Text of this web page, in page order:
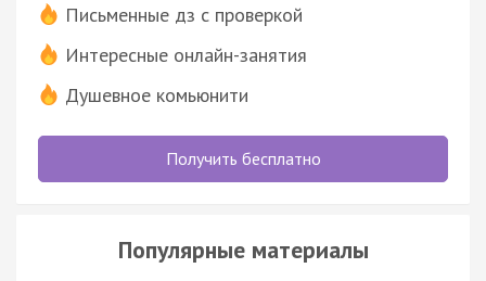
Письменные дз с проверкой
Интересные онлайн-занятия
Душевное комьюнити
Получить бесплатно
Популярные материалы